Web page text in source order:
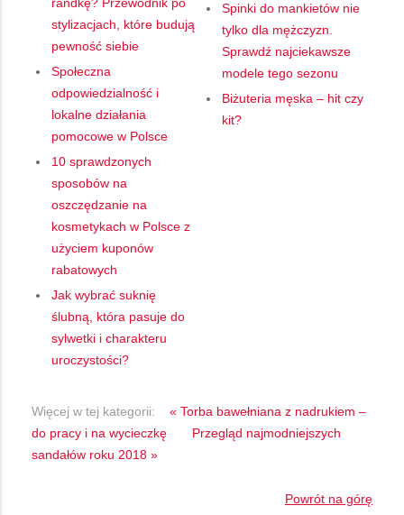
stylizacjach, które budują
pewność siebie
Społeczna
odpowiedzialność i
lokalne działania
pomocowe w Polsce
10 sprawdzonych
sposobów na
oszczędzanie na
kosmetykach w Polsce z
użyciem kuponów
rabatowych
Jak wybrać suknię
ślubną, która pasuje do
sylwetki i charakteru
uroczystości?
Spinki do mankietów nie
tylko dla mężczyzn.
Sprawdź najciekawsze
modele tego sezonu
Biżuteria męska – hit czy
kit?
Więcej w tej kategorii:
« Torba bawełniana z nadrukiem –
do pracy i na wycieczkę
Przegląd najmodniejszych
sandałów roku 2018 »
Powrót na górę